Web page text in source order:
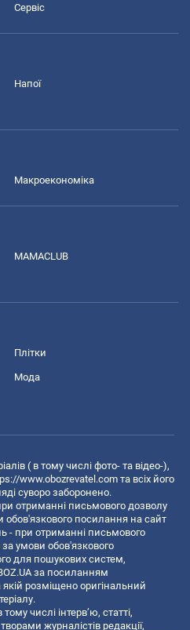
Сервіс
Напої
Макроекономіка
MAMACLUB
Плітки
Мода
( в тому числі фото- та відео-),
www.obozrevatel.com та всіх його
суворо заборонено.
отриманні письмового дозволу
обов'язкового посилання на сайт
- при отриманні письмового
умови обов'язкового
для пошукових систем,
за посиланням
якій розміщено оригінальний
числі інтерв’ю, статті,
журналістів редакції,